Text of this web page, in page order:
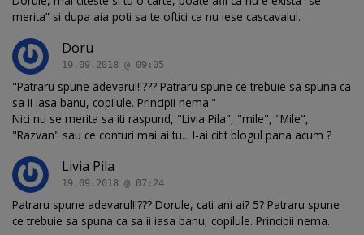
merita” si dupa aia poti sa te oftici ca nu iese cascavalul.
Doru
19.09.2018 @ 09:05
"Patraru spune adevarul!!??? Patraru spune ce trebuie sa spuna ca
sa ii iasa banu, copilule. Principii nema."
Nici nu se merita sa iti raspund, "Livia Pila", "mile", "Mile",
"Razvan" sau ce conturi mai ai tu... I-ai citit blogul pana acum ?
Livia Pila
19.09.2018 @ 07:24
Patraru spune adevarul!!??? Dorule, cati ani ai? 5? Patraru spune
ce trebuie sa spuna ca sa ii iasa banu, copilule. Principii nema.